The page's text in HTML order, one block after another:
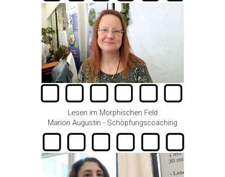
Lesen im Morphischen Feld
Marion Augustin - Schöpfungscoaching